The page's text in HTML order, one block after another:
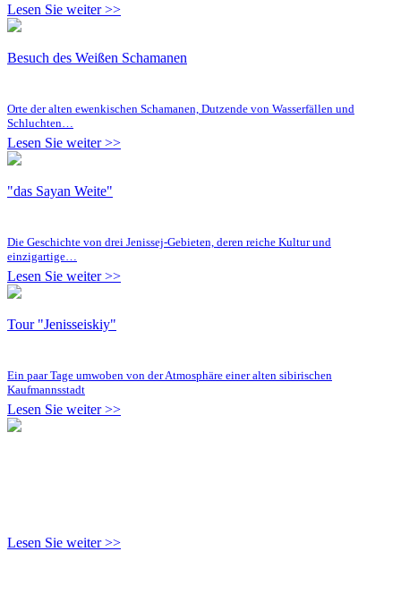
Lesen Sie weiter >>
Besuch des Weißen Schamanen
Orte der alten ewenkischen Schamanen, Dutzende von Wasserfällen und
Schluchten…
Lesen Sie weiter >>
"das Sayan Weite"
Die Geschichte von drei Jenissej-Gebieten, deren reiche Kultur und
einzigartige…
Lesen Sie weiter >>
Tour "Jenisseiskiy"
Ein paar Tage umwoben von der Atmosphäre einer alten sibirischen
Kaufmannsstadt
Lesen Sie weiter >>
Lesen Sie weiter >>